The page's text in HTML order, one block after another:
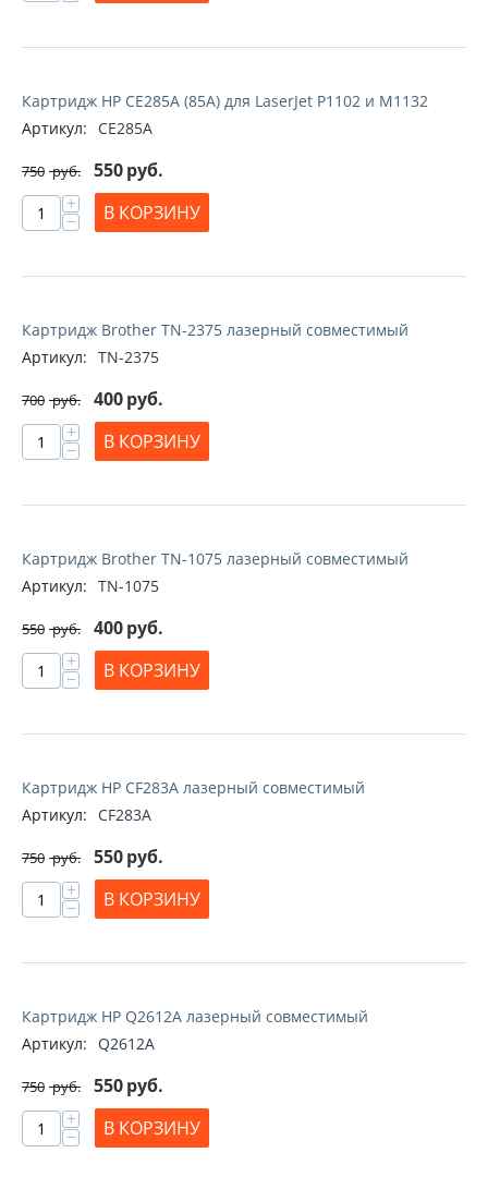
Картридж HP CE285A (85A) для LaserJet P1102 и M1132
Артикул:
CE285A
750 руб. 550руб.
+
− В КОРЗИНУ
Картридж Brother TN-2375 лазерный совместимый
Артикул: TN-2375
700 руб. 400руб.
+
− В КОРЗИНУ
Картридж Brother TN-1075 лазерный совместимый
Артикул: TN-1075
550 руб. 400руб.
+
− В КОРЗИНУ
Картридж HP CF283A лазерный совместимый
Артикул:
CF283A
750 руб. 550руб.
+
− В КОРЗИНУ
Картридж HP Q2612A лазерный совместимый
Артикул:
Q2612A
750 руб. 550руб.
+
− В КОРЗИНУ